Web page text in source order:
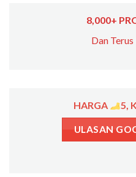
8,000+
Dan
HARGA 5,
ULASAN